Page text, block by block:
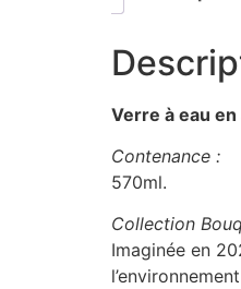
Verre à eau
Contenance :
570ml.
Collection
Imaginée en